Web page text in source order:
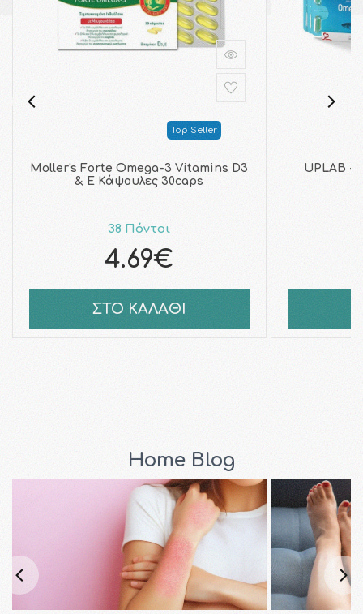
Top Seller
Moller's Forte Omega-3 Vitamins D3
& E Κάψουλες 30caps
38 Πόντοι
4.69€
ΣΤΟ ΚΑΛΑΘΙ
UPLAB -
Home Blog